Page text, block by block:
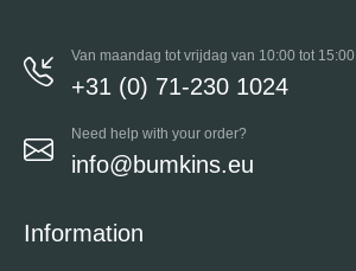
Van maandag tot vrijdag van 10:00 tot 15:00
+31 (0) 71-230 1024
Need help with your order?
info@bumkins.eu
Information